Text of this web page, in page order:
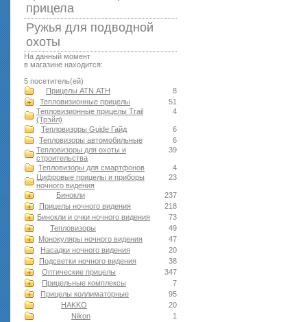
прицела
Ружья для подводной
оxоты
На данный момент
в магазине находится:
5 посетитель(ей)
8
Прицелы ATN АТН
51
Тепловизионные прицелы
4
Тепловизионные прицелы Trail
(Трэйл)
6
Тепловизоры Guide Гайд
6
Тепловизоры автомобильные
39
Тепловизоры для охоты и
строительства
4
Тепловизоры для смартфонов
23
Цифровые прицелы и приборы
ночного видения
237
Бинокли
218
Прицелы ночного видения
73
Бинокли и очки ночного видения
49
Тепловизоры
47
Монокуляры ночного видения
20
Насадки ночного видения
38
Подсветки ночного видения
347
Оптические прицелы
7
Прицельные комплексы
95
Прицелы коллиматорные
20
HAKKO
1
Nikon